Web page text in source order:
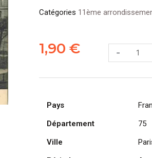
Catégories 11ème
1,90 € -
de
CPA
École
Infirmières
Publique
Pays
Département
75
Ville